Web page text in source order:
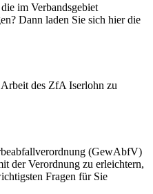
im Verbandsgebiet
Dann laden Sie sich hier die
des ZfA Iserlohn zu
(GewAbfV)
der Verordnung zu erleichtern,
Fragen für Sie